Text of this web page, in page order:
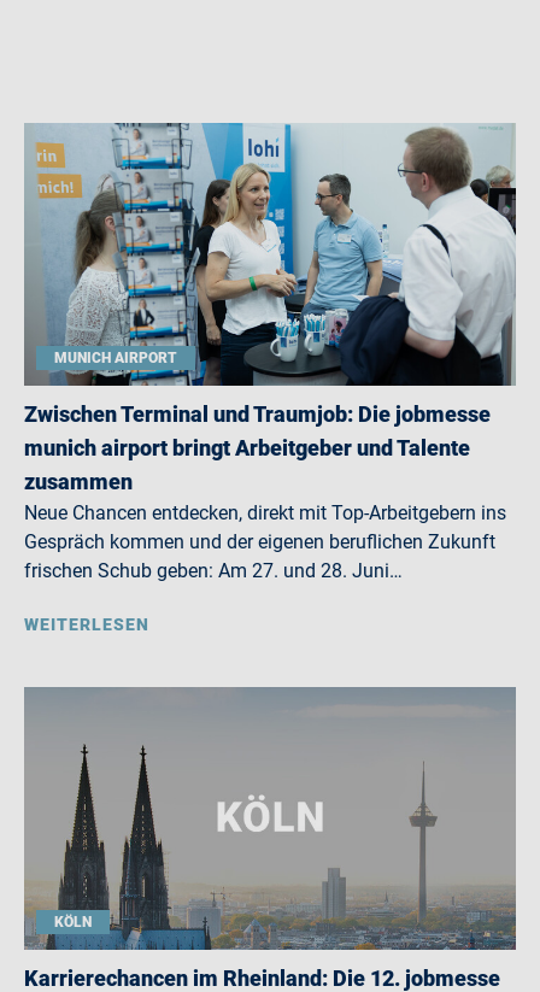
MUNICH AIRPORT
Zwischen Terminal und Traumjob: Die jobmesse
munich airport bringt Arbeitgeber und Talente
zusammen
Neue Chancen entdecken, direkt mit Top-Arbeitgebern ins
Gespräch kommen und der eigenen beruflichen Zukunft
frischen Schub geben: Am 27. und 28. Juni…
WEITERLESEN
KÖLN
Karrierechancen im Rheinland: Die 12. jobmesse